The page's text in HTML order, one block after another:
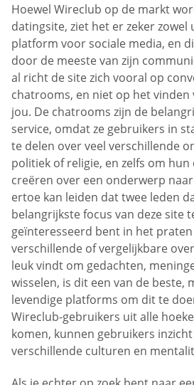
Hoewel Wireclub op de markt
datingsite, ziet het er zeker zowel
platform voor sociale media, en
door de meeste van zijn
al richt de site zich vooral op
chatrooms, en niet op het vinden
jou. De chatrooms zijn de
service, omdat ze gebruikers in
te delen over veel verschillende
politiek of religie, en zelfs om
creëren over een onderwerp
ertoe kan leiden dat twee leden
belangrijkste focus van deze site
geïnteresseerd bent in het
verschillende of vergelijkbare
leuk vindt om gedachten,
wisselen, is dit een van de beste,
levendige platforms om dit te
Wireclub-gebruikers uit alle
komen, kunnen gebruikers
verschillende culturen en